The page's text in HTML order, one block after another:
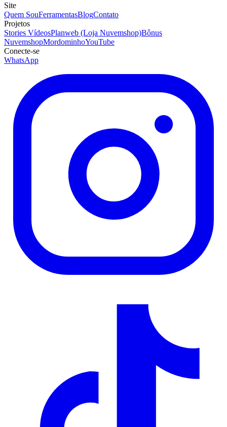
Site
Quem SouFerramentasBlogContato
Projetos
Stories VídeosPlanweb (Loja Nuvemshop)Bônus
NuvemshopMordominhoYouTube
Conecte-se
WhatsApp